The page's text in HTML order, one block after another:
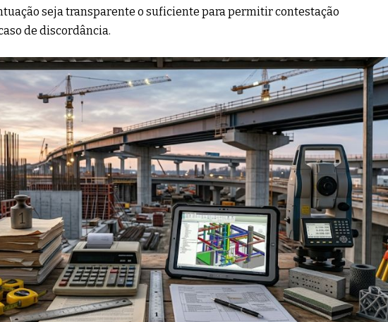
seja transparente o suficiente para permitir contestação
de discordância.